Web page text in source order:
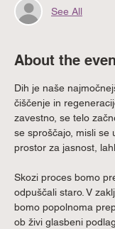
See All
About the
Dih je naše
čiščenje in
zavestno, se telo
se sproščajo, misli se
prostor za jasnost,
Skozi proces bomo
odpuščali staro. V
bomo popolnoma
ob živi glasbeni